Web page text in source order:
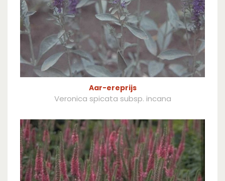
Aar-ereprijs
Veronica spicata subsp. incana